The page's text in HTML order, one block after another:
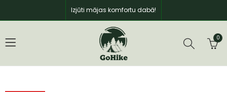
Izjūti mājas komfortu dabā!
0